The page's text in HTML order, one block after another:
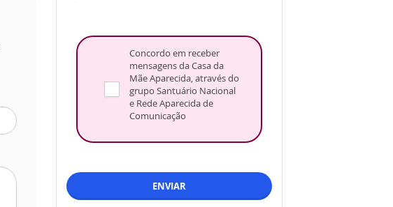
Concordo em receber
mensagens da Casa da
Mãe Aparecida, através do
grupo Santuário Nacional
e Rede Aparecida de
Comunicação
ENVIAR